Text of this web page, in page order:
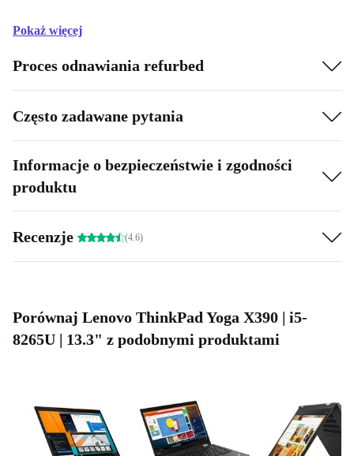
Pokaż więcej
Proces odnawiania refurbed
Często zadawane pytania
Informacje o bezpieczeństwie i zgodności
produktu
Recenzje (4.6)
Porównaj Lenovo ThinkPad Yoga X390 | i5-
8265U | 13.3" z podobnymi produktami